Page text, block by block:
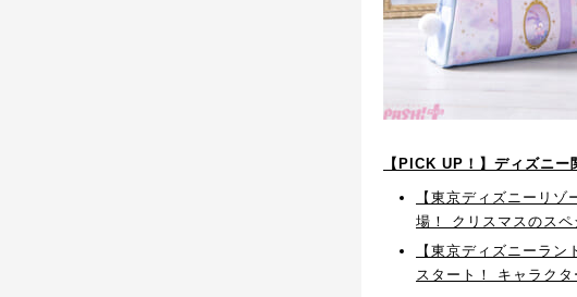
【PICK UP！】ディズニー
【東京ディズニーリ
場！ クリスマスのス
【東京ディズニーラ
スタート！ キャラク